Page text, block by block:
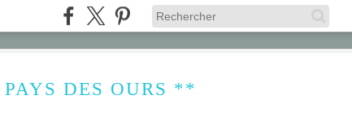
DES OURS **